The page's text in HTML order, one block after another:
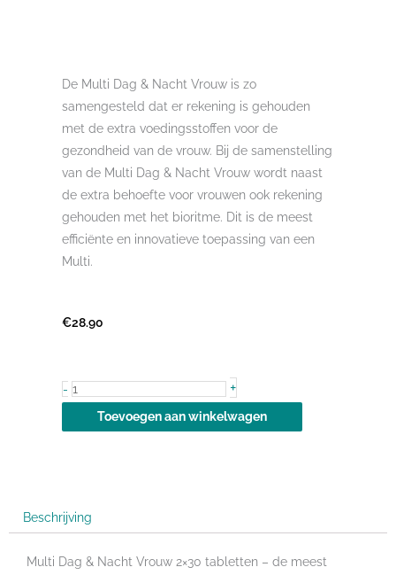
De Multi Dag & Nacht Vrouw is zo
samengesteld dat er rekening is gehouden
met de extra voedingsstoffen voor de
gezondheid van de vrouw. Bij de samenstelling
van de Multi Dag & Nacht Vrouw wordt naast
de extra behoefte voor vrouwen ook rekening
gehouden met het bioritme. Dit is de meest
efficiënte en innovatieve toepassing van een
Multi.
€28.90
- Multi
Dag
tabletten
aantal
+
Toevoegen aan winkelwagen
Beschrijving
Multi Dag & Nacht Vrouw 2×30 tabletten – de meest